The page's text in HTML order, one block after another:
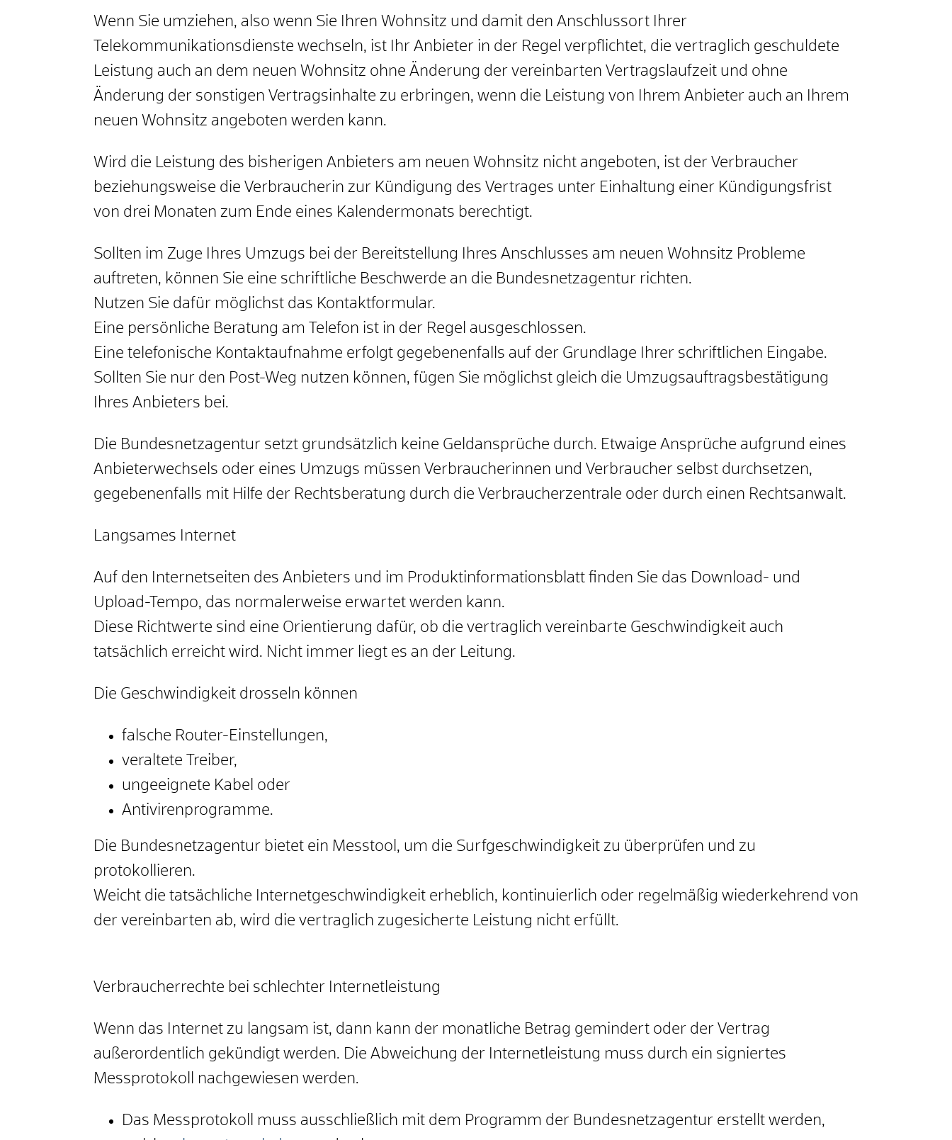
Wenn Sie umziehen, also wenn Sie Ihren Wohnsitz und damit den Anschlussort Ihrer
Telekommunikationsdienste wechseln, ist Ihr Anbieter in der Regel verpflichtet, die vertraglich geschuldete
Leistung auch an dem neuen Wohnsitz ohne Änderung der vereinbarten Vertragslaufzeit und ohne
Änderung der sonstigen Vertragsinhalte zu erbringen, wenn die Leistung von Ihrem Anbieter auch an Ihrem
neuen Wohnsitz angeboten werden kann.
Wird die Leistung des bisherigen Anbieters am neuen Wohnsitz nicht angeboten, ist der Verbraucher
beziehungsweise die Verbraucherin zur Kündigung des Vertrages unter Einhaltung einer Kündigungsfrist
von drei Monaten zum Ende eines Kalendermonats berechtigt.
Sollten im Zuge Ihres Umzugs bei der Bereitstellung Ihres Anschlusses am neuen Wohnsitz Probleme
auftreten, können Sie eine schriftliche Beschwerde an die Bundesnetzagentur richten.
Nutzen Sie dafür möglichst das Kontaktformular.
Eine persönliche Beratung am Telefon ist in der Regel ausgeschlossen.
Eine telefonische Kontaktaufnahme erfolgt gegebenenfalls auf der Grundlage Ihrer schriftlichen Eingabe.
Sollten Sie nur den Post-Weg nutzen können, fügen Sie möglichst gleich die Umzugsauftragsbestätigung
Ihres Anbieters bei.
Die Bundesnetzagentur setzt grundsätzlich keine Geldansprüche durch. Etwaige Ansprüche aufgrund eines
Anbieterwechsels oder eines Umzugs müssen Verbraucherinnen und Verbraucher selbst durchsetzen,
gegebenenfalls mit Hilfe der Rechtsberatung durch die Verbraucherzentrale oder durch einen Rechtsanwalt.
Langsames Internet
Auf den Internetseiten des Anbieters und im Produktinformationsblatt finden Sie das Download- und
Upload-Tempo, das normalerweise erwartet werden kann.
Diese Richtwerte sind eine Orientierung dafür, ob die vertraglich vereinbarte Geschwindigkeit auch
tatsächlich erreicht wird. Nicht immer liegt es an der Leitung.
Die Geschwindigkeit drosseln können
falsche Router-Einstellungen,
veraltete Treiber,
ungeeignete Kabel oder
Antivirenprogramme.
Die Bundesnetzagentur bietet ein Messtool, um die Surfgeschwindigkeit zu überprüfen und zu
protokollieren.
Weicht die tatsächliche Internetgeschwindigkeit erheblich, kontinuierlich oder regelmäßig wiederkehrend von
der vereinbarten ab, wird die vertraglich zugesicherte Leistung nicht erfüllt.
Verbraucherrechte bei schlechter Internetleistung
Wenn das Internet zu langsam ist, dann kann der monatliche Betrag gemindert oder der Vertrag
außerordentlich gekündigt werden. Die Abweichung der Internetleistung muss durch ein signiertes
Messprotokoll nachgewiesen werden.
Das Messprotokoll muss ausschließlich mit dem Programm der Bundesnetzagentur erstellt werden,